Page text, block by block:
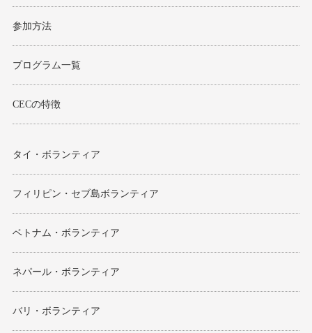
参加方法
プログラム一覧
CECの特徴
タイ・ボランティア
フィリピン・セブ島ボランティア
ベトナム・ボランティア
ネパール・ボランティア
バリ・ボランティア